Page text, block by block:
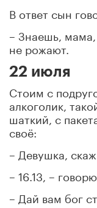
В ответ сын
– Знаешь,
не рожают.
22 июля
Стоим с
алкоголик,
шаткий, с
своё:
– Девушка,
– 16.13, – говорю.
– Дай вам бог